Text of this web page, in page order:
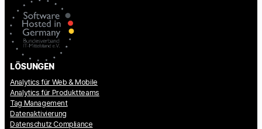
LÖSUNGEN
Analytics für Web & Mobile
Analytics für Produktteams
Tag Management
Datenaktivierung
Datenschutz Compliance